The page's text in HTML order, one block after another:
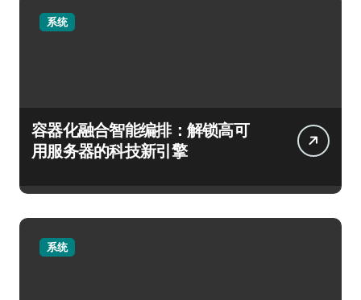
系统
容器化融合智能编排：解锁高可
用服务器的科技新引擎
系统